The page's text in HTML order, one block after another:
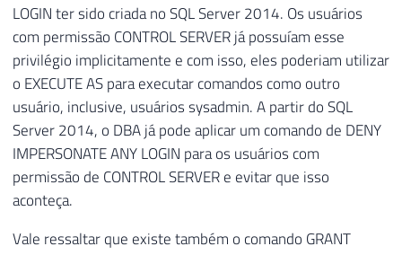
LOGIN ter sido criada no SQL Server 2014. Os usuários
com permissão CONTROL SERVER já possuíam esse
privilégio implicitamente e com isso, eles poderiam utilizar
o EXECUTE AS para executar comandos como outro
usuário, inclusive, usuários sysadmin. A partir do SQL
Server 2014, o DBA já pode aplicar um comando de DENY
IMPERSONATE ANY LOGIN para os usuários com
permissão de CONTROL SERVER e evitar que isso
aconteça.
Vale ressaltar que existe também o comando GRANT